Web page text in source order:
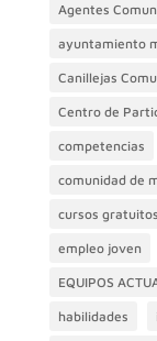
Agentes
ayuntamiento
Canillejas
Centro de
competencias
comunidad de
cursos gratuitos
empleo joven
EQUIPOS
habilidades